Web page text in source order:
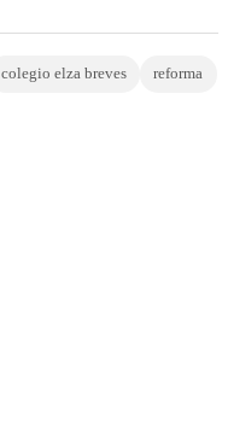
colegio elza breves reforma